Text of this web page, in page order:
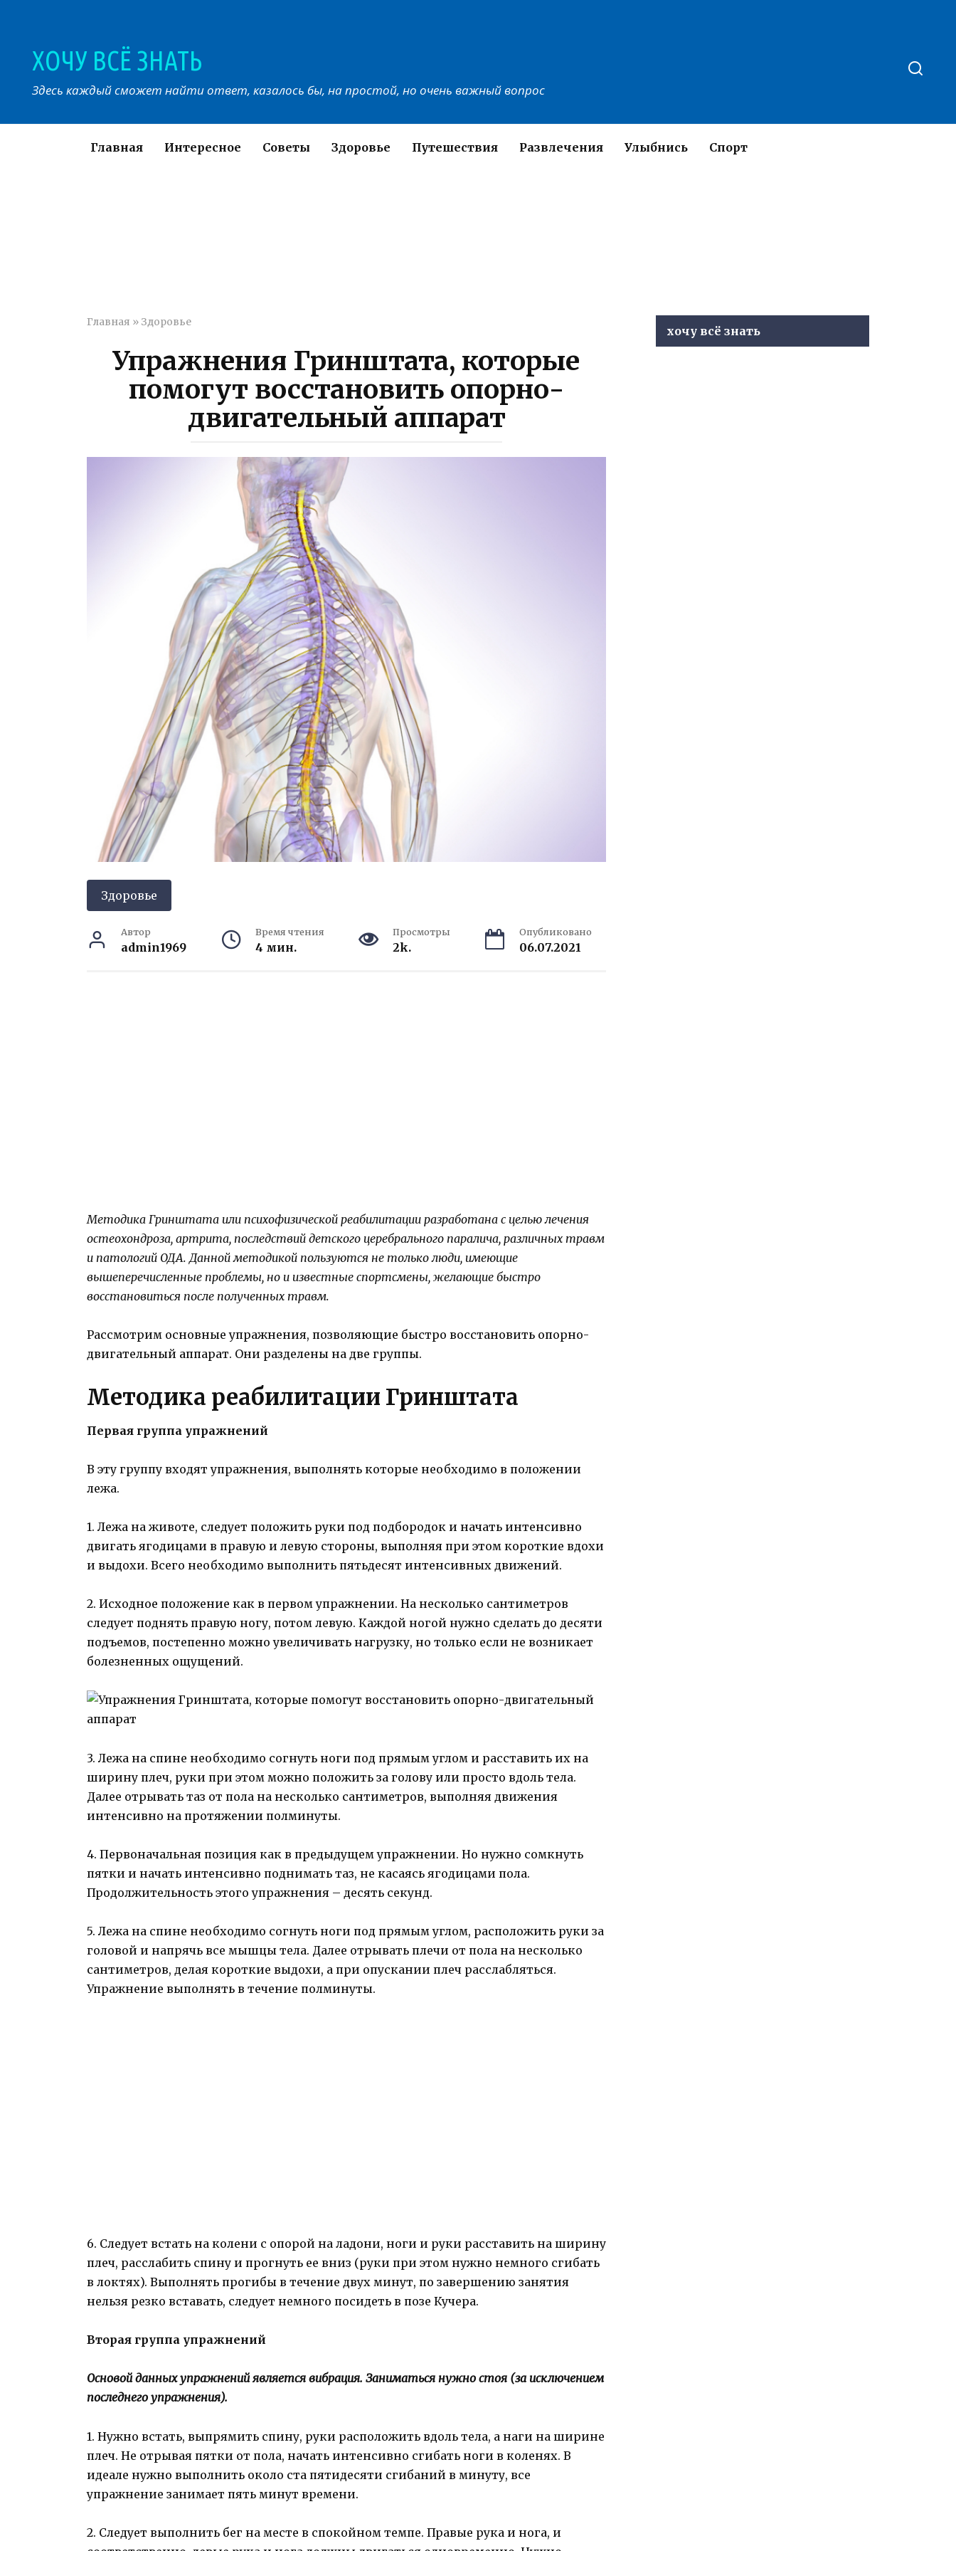
ХОЧУ ВСЁ ЗНАТЬ
Здесь каждый сможет найти ответ, казалось бы, на простой, но очень важный вопрос
Главная Интересное Советы Здоровье Путешествия Развлечения Улыбнись Спорт
Главная » Здоровье
Упражнения Гринштата, которые
помогут восстановить опорно-
двигательный аппарат
Здоровье
Автор
admin1969
Время чтения
4 мин.
Просмотры
2k.
Опубликовано
06.07.2021
Методика Гринштата или психофизической реабилитации разработана с целью лечения
остеохондроза, артрита, последствий детского церебрального паралича, различных травм
и патологий ОДА. Данной методикой пользуются не только люди, имеющие
вышеперечисленные проблемы, но и известные спортсмены, желающие быстро
восстановиться после полученных травм.
Рассмотрим основные упражнения, позволяющие быстро восстановить опорно-
двигательный аппарат. Они разделены на две группы.
Методика реабилитации Гринштата
Первая группа упражнений
В эту группу входят упражнения, выполнять которые необходимо в положении
лежа.
1. Лежа на животе, следует положить руки под подбородок и начать интенсивно
двигать ягодицами в правую и левую стороны, выполняя при этом короткие вдохи
и выдохи. Всего необходимо выполнить пятьдесят интенсивных движений.
2. Исходное положение как в первом упражнении. На несколько сантиметров
следует поднять правую ногу, потом левую. Каждой ногой нужно сделать до десяти
подъемов, постепенно можно увеличивать нагрузку, но только если не возникает
болезненных ощущений.
3. Лежа на спине необходимо согнуть ноги под прямым углом и расставить их на
ширину плеч, руки при этом можно положить за голову или просто вдоль тела.
Далее отрывать таз от пола на несколько сантиметров, выполняя движения
интенсивно на протяжении полминуты.
4. Первоначальная позиция как в предыдущем упражнении. Но нужно сомкнуть
пятки и начать интенсивно поднимать таз, не касаясь ягодицами пола.
Продолжительность этого упражнения – десять секунд.
5. Лежа на спине необходимо согнуть ноги под прямым углом, расположить руки за
головой и напрячь все мышцы тела. Далее отрывать плечи от пола на несколько
сантиметров, делая короткие выдохи, а при опускании плеч расслабляться.
Упражнение выполнять в течение полминуты.
6. Следует встать на колени с опорой на ладони, ноги и руки расставить на ширину
плеч, расслабить спину и прогнуть ее вниз (руки при этом нужно немного сгибать
в локтях). Выполнять прогибы в течение двух минут, по завершению занятия
нельзя резко вставать, следует немного посидеть в позе Кучера.
Вторая группа упражнений
Основой данных упражнений является вибрация. Заниматься нужно стоя (за исключением
последнего упражнения).
1. Нужно встать, выпрямить спину, руки расположить вдоль тела, а наги на ширине
плеч. Не отрывая пятки от пола, начать интенсивно сгибать ноги в коленях. В
идеале нужно выполнить около ста пятидесяти сгибаний в минуту, все
упражнение занимает пять минут времени.
2. Следует выполнить бег на месте в спокойном темпе. Правые рука и нога, и
хочу всё знать